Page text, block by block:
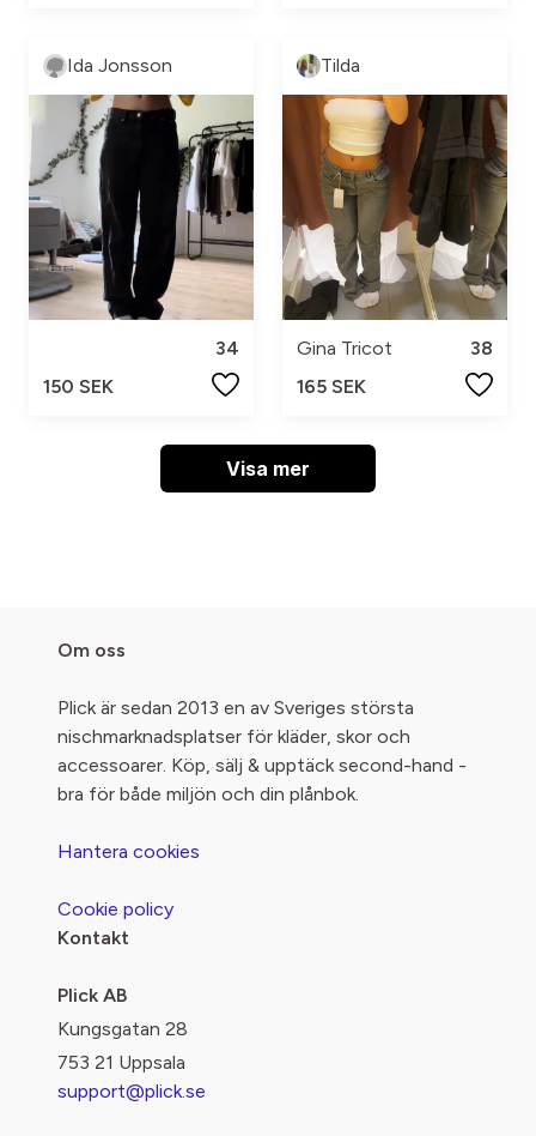
Ida Jonsson
34
150 SEK
Tilda
Gina Tricot
38
165 SEK
Visa mer
Om oss
Plick är sedan 2013 en av Sveriges största
nischmarknadsplatser för kläder, skor och
accessoarer. Köp, sälj & upptäck second-hand -
bra för både miljön och din plånbok.
Hantera cookies
Cookie policy
Kontakt
Plick AB
Kungsgatan 28
753 21 Uppsala
support@plick.se